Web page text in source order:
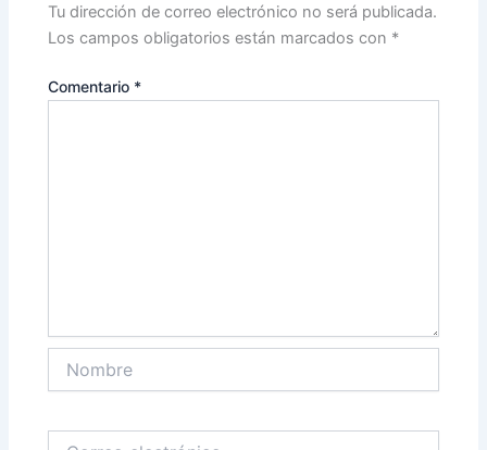
Tu dirección de correo electrónico no será publicada.
Los campos obligatorios están marcados con *
Comentario *